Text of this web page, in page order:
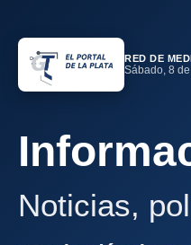
RED DE
Sábado, 8
Noticias,